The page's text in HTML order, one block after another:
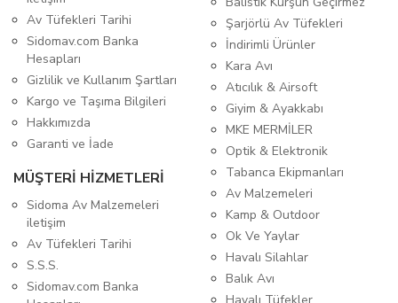
Av Tüfekleri Tarihi
Sidomav.com Banka
Hesapları
Gizlilik ve Kullanım Şartları
Kargo ve Taşıma Bilgileri
Hakkımızda
Garanti ve İade
MÜŞTERİ HİZMETLERİ
Sidoma Av Malzemeleri
iletişim
Av Tüfekleri Tarihi
S.S.S.
Sidomav.com Banka
Şarjörlü Av Tüfekleri
İndirimli Ürünler
Kara Avı
Atıcılık & Airsoft
Giyim & Ayakkabı
MKE MERMİLER
Optik & Elektronik
Tabanca Ekipmanları
Av Malzemeleri
Kamp & Outdoor
Ok Ve Yaylar
Havalı Silahlar
Balık Avı
Havalı Tüfekler